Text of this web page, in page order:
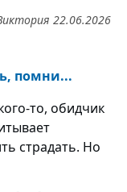
22.06.2026
помни...
то, обидчик
страдать. Но